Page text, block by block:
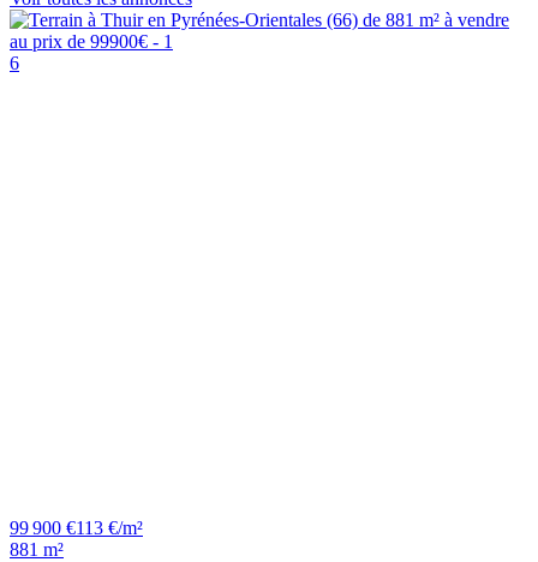
6
99 900 €113 €/m²
881 m²